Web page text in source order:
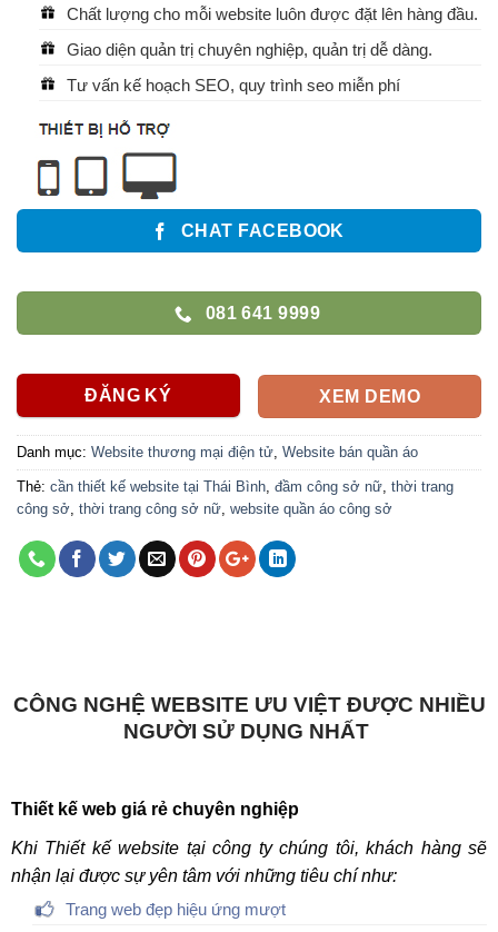
Chất lượng cho mỗi website luôn được đặt lên hàng đầu.
Giao diện quản trị chuyên nghiệp, quản trị dễ dàng.
Tư vấn kế hoạch SEO, quy trình seo miễn phí
CHAT FACEBOOK
081 641 9999
ĐĂNG KÝ XEM DEMO
Danh mục: Website thương mại điện tử Website bán quần áo
Thẻ: cần thiết kế website tại Thái Bình đầm công sở nữ thời trang
công sở thời trang công sở nữ website quần áo công sở
CÔNG NGHỆ WEBSITE ƯU VIỆT ĐƯỢC NHIỀU
NGƯỜI SỬ DỤNG NHẤT
Thiết kế web giá rẻ chuyên nghiệp
Khi Thiết kế website tại công ty chúng tôi, khách hàng sẽ
nhận lại được sự yên tâm với những tiêu chí như:
Trang web đẹp hiệu ứng mượt